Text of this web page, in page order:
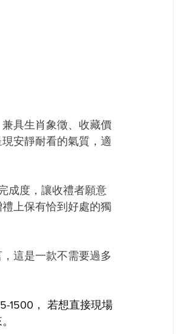
具生肖象徵、收藏價
安靜耐看的氣質，適
成度，讓收禮者願意
上保有恰到好處的獨
這是一款不需要過多
1500， 若想直接現場